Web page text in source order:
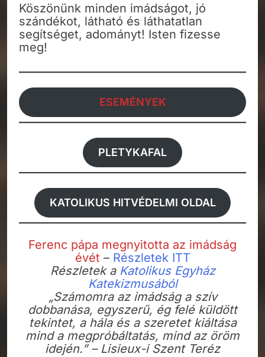
Köszönünk minden imádságot, jó
szándékot, látható és láthatatlan
segítséget, adományt! Isten fizesse
meg!
ESEMÉNYEK
PLETYKAFAL
KATOLIKUS HITVÉDELMI OLDAL
Ferenc pápa megnyitotta az imádság
évét – Részletek ITT
Részletek a Katolikus Egyház
Katekizmusából
„Számomra az imádság a szív
dobbanása, egyszerű, ég felé küldött
tekintet, a hála és a szeretet kiáltása
mind a megpróbáltatás, mind az öröm
idején.” – Lisieux-i Szent Teréz